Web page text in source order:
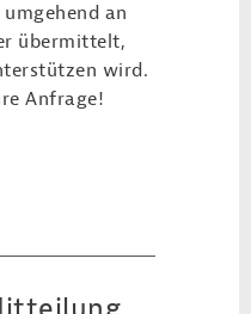
an
übermittelt,
wird.
Anfrage!